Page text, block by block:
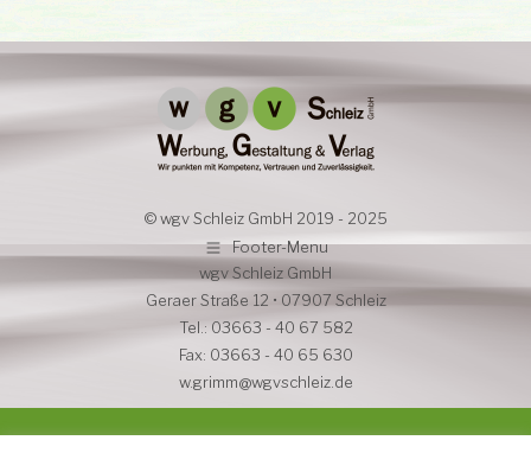
© wgv Schleiz GmbH 2019 - 2025
Footer-Menu
wgv Schleiz GmbH
Geraer Straße 12 • 07907 Schleiz
Tel.: 03663 - 40 67 582
Fax: 03663 - 40 65 630
w.grimm@wgvschleiz.de